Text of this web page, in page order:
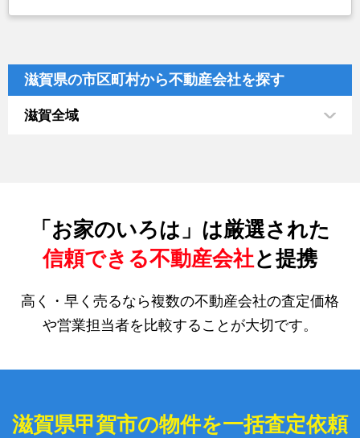
滋賀県の市区町村から不動産会社を探す
滋賀全域
「お家のいろは」は厳選された
信頼できる不動産会社と提携
高く・早く売るなら複数の不動産会社の査定価格
や営業担当者を比較することが大切です。
滋賀県甲賀市の物件を一括査定依頼